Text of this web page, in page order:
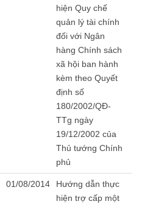
hiện Quy chế
quản lý tài chính
đối với Ngân
hàng Chính sách
xã hội ban hành
kèm theo Quyết
định số
180/2002/QĐ-
TTg ngày
19/12/2002 của
Thủ tướng Chính
phủ
01/08/2014
Hướng dẫn thực
hiện trợ cấp một